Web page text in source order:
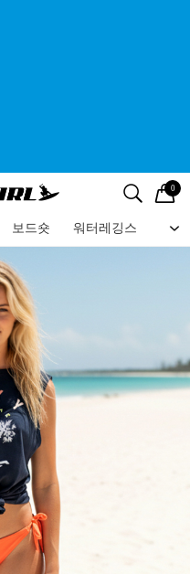
검색
0
보드숏 워터레깅스 비
메뉴